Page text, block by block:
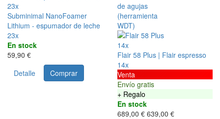
23x
Subminimal NanoFoamer
Lithium - espumador de leche
23x
En stock
59,90 €
Detalle
Comprar
14x
Flair 58 Plus | Flair espresso
14x
Venta
Envío gratis
+ Regalo
En stock
689,00 € 639,00 €